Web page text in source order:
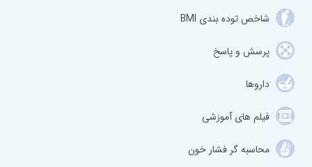
شاخص توده بندی BMI
پرسش و پاسخ
داروها
فیلم های آموزشی
محاسبه گر فشار خون